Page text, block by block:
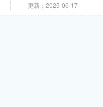
更新：2025-06-17